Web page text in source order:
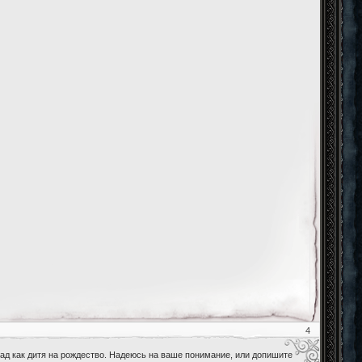
4
как дитя на рождество. Надеюсь на ваше понимание, или допишите